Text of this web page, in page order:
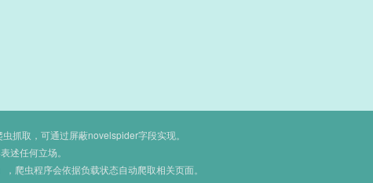
抓取，可通过屏蔽novelspider字段实现。
述任何立场。
爬虫程序会依据负载状态自动爬取相关页面。